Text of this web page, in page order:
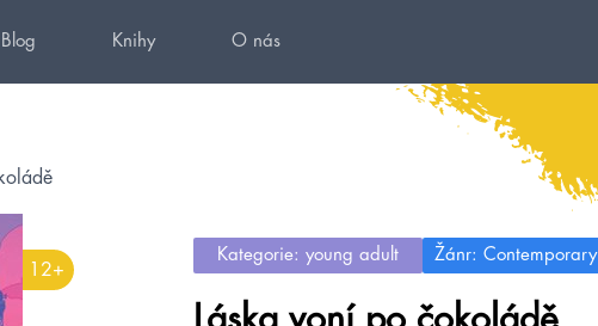
Blog Knihy O nás
12+
Kategorie: young adult Žánr: Contemporary
Láska voní po čokoládě